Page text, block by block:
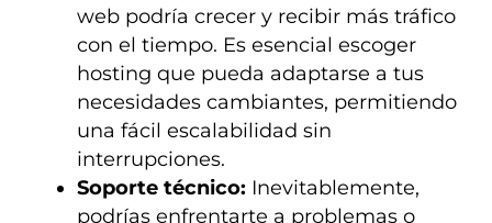
web podría crecer y recibir más tráfico
con el tiempo. Es esencial escoger
hosting que pueda adaptarse a tus
necesidades cambiantes, permitiendo
una fácil escalabilidad sin
interrupciones.
Soporte técnico: Inevitablemente,
podrías enfrentarte a problemas o